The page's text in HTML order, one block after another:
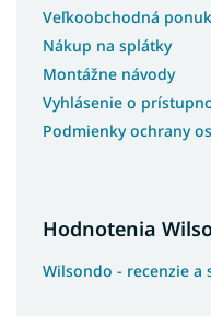
Postele z
Biele manželské
Veľkoobchodná
Nákup na splátky
Montážne návody
Vyhlásenie o
Podmienky ochrany
Hodnotenia
Wilsondo - recenzie a